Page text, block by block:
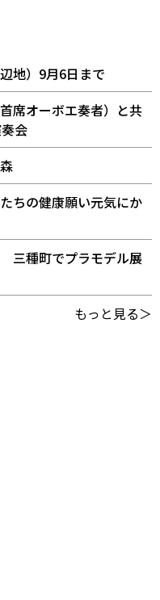
地）9月6日まで
席オーボエ奏者）と共
会
ちの健康願い元気にか
三種町でプラモデル展
もっと見る＞